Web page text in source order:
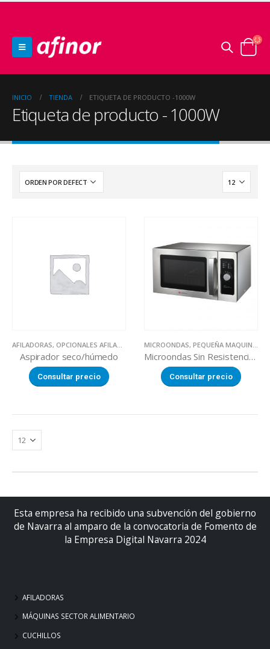
INICIO TIENDA ETIQUETA DE PRODUCTO -1000W
Etiqueta de producto - 1000W
AFILADORAS, OPCIONALES AFILADORAS
Aspirador seco/húmedo
Consultar precio
MICROONDAS, PEQUEÑA MAQUINARIA
Microondas Sin Resistencia Color Inox.
Consultar precio
Esta empresa ha recibido una subvención del gobierno
de Navarra al amparo de la convocatoria de Fomento de
la Empresa Digital Navarra 2024
AFILADORAS
MÁQUINAS SECTOR ALIMENTARIO
CUCHILLOS